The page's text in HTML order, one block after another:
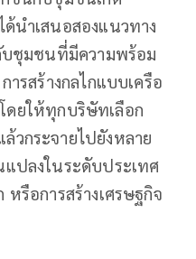
นำเสนอสองแนวทาง
บชุมชนที่มีความพร้อม
รสร้างกลไกแบบเครือ
ดยให้ทุกบริษัทเลือก
วกระจายไปยังหลาย
ปลงในระดับประเทศ
รือการสร้างเศรษฐกิจ